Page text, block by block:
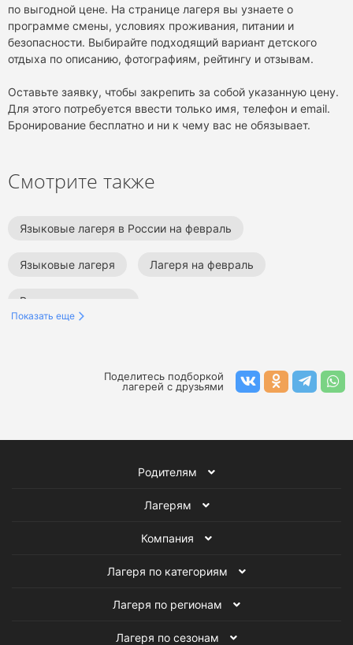
по выгодной цене. На странице лагеря вы узнаете о
программе смены, условиях проживания, питании и
безопасности. Выбирайте подходящий вариант детского
отдыха по описанию, фотографиям, рейтингу и отзывам.
Оставьте заявку, чтобы закрепить за собой указанную цену.
Для этого потребуется ввести только имя, телефон и email.
Бронирование бесплатно и ни к чему вас не обязывает.
Смотрите также
Языковые лагеря в России на февраль
Языковые лагеря Лагеря на февраль
Все детские лагеря
Показать еще
Поделитесь подборкой
лагерей с друзьями
Родителям
Лагерям
Компания
Лагеря по категориям
Лагеря по регионам
Лагеря по сезонам